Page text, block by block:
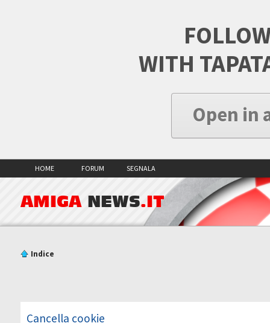
WITH
Open in
HOME FORUM SEGNALA
AMIGA NEWS.IT
Indice
Cancella cookie